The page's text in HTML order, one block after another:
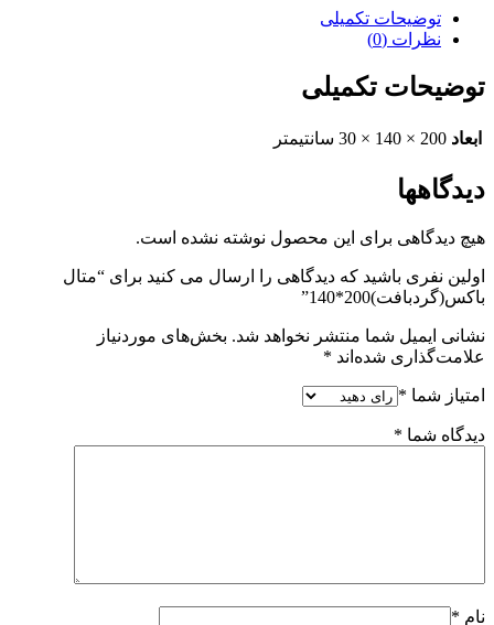
توضیحات تکمیلی
نظرات (0)
توضیحات تکمیلی
ابعاد 200 × 140 × 30 سانتیمتر
دیدگاهها
هیچ دیدگاهی برای این محصول نوشته نشده است.
اولین نفری باشید که دیدگاهی را ارسال می کنید برای “متال
باکس(گردبافت)200*140”
نشانی ایمیل شما منتشر نخواهد شد. بخش‌های موردنیاز
علامت‌گذاری شده‌اند *
امتیاز شما *
دیدگاه شما *
نام *